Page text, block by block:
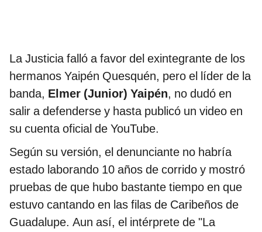
La Justicia falló a favor del exintegrante de los
hermanos Yaipén Quesquén, pero el líder de la
banda, Elmer (Junior) Yaipén, no dudó en
salir a defenderse y hasta publicó un video en
su cuenta oficial de YouTube.
Según su versión, el denunciante no habría
estado laborando 10 años de corrido y mostró
pruebas de que hubo bastante tiempo en que
estuvo cantando en las filas de Caribeños de
Guadalupe. Aun así, el intérprete de "La